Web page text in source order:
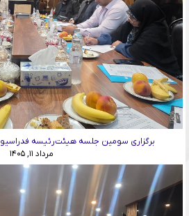
برگزاری سومین جلسه هیئت‌رئیسه فدراسیون
مرداد ۱۱, ۱۴۰۵